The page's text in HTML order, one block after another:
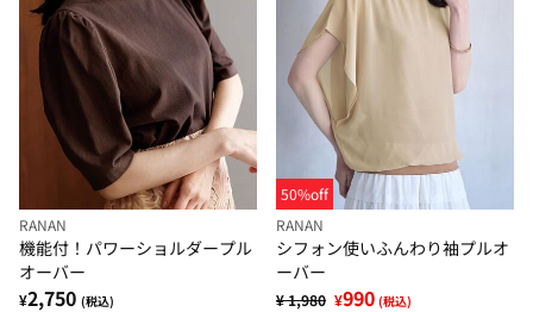
RANAN
機能付！パワーショルダープル
オーバー
¥2,750 (税込)
50%off
RANAN
シフォン使いふんわり袖プルオ
ーバー
¥ 1,980 ¥990 (税込)